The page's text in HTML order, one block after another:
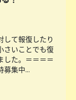
して報復したり
さいことでも復
した。＝＝＝＝
募集中...